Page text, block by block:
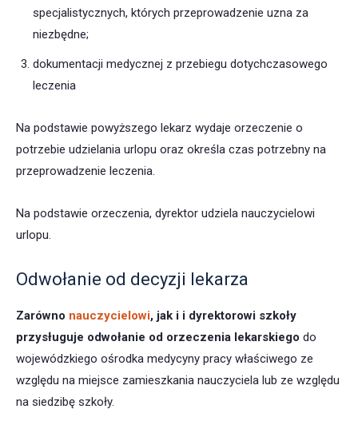
specjalistycznych, których przeprowadzenie uzna za
niezbędne;
dokumentacji medycznej z przebiegu dotychczasowego
leczenia
Na podstawie powyższego lekarz wydaje orzeczenie o
potrzebie udzielania urlopu oraz określa czas potrzebny na
przeprowadzenie leczenia.
Na podstawie orzeczenia, dyrektor udziela nauczycielowi
urlopu.
Odwołanie od decyzji lekarza
Zarówno nauczycielowi, jak i i dyrektorowi szkoły
przysługuje odwołanie od orzeczenia lekarskiego do
wojewódzkiego ośrodka medycyny pracy właściwego ze
względu na miejsce zamieszkania nauczyciela lub ze względu
na siedzibę szkoły.